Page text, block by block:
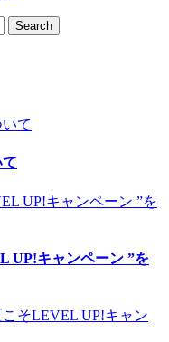
Search
UP!キャンペーン ”を